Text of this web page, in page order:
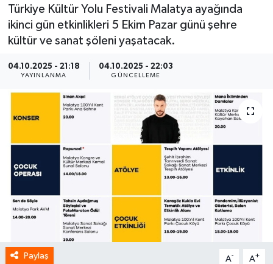
Türkiye Kültür Yolu Festivali Malatya ayağında
ikinci gün etkinlikleri 5 Ekim Pazar günü şehre
kültür ve sanat şöleni yaşatacak.
04.10.2025 - 21:18
YAYINLANMA
04.10.2025 - 22:03
GÜNCELLEME
Paylaş A- A+